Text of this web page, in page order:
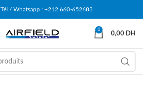
Tél / Whatsapp : +212 660-652683
0
0,00 DH